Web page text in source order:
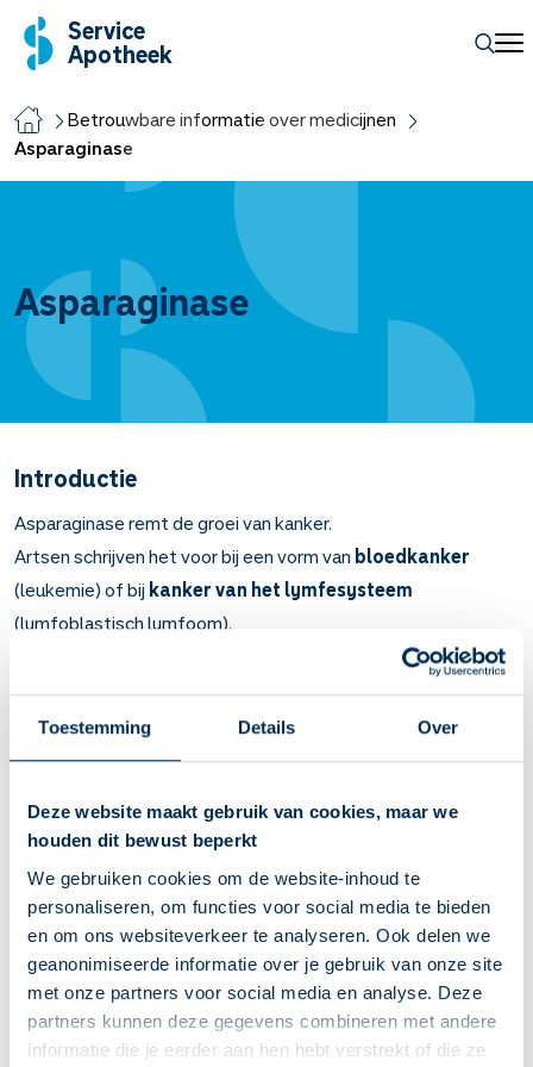
Toestemming Details Over
Deze website maakt gebruik van cookies, maar we
houden dit bewust beperkt
We gebruiken cookies om de website-inhoud te
personaliseren, om functies voor social media te bieden
en om ons websiteverkeer te analyseren. Ook delen we
geanonimiseerde informatie over je gebruik van onze site
met onze partners voor social media en analyse. Deze
partners kunnen deze gegevens combineren met andere
informatie die je eerder aan hen hebt verstrekt of die ze
Service
Apotheek
Betrouwbare informatie over medicijnen
Asparaginase
Asparaginase
Introductie
Asparaginase remt de groei van kanker.
Artsen schrijven het voor bij een vorm van bloedkanker
(leukemie) of bij kanker van het lymfesysteem
(lymfoblastisch lymfoom).
Belangrijk om te weten over Asparaginase
Asparaginase remt de groei van kanker.
Bij een vorm van leukemie (bloedkanker) of bij kanker van
U krijgt dit medicijn via een injectie in uw ader of spier, of
als een infuus.
infecties, zoals longontsteking, verkoudheid of
blaasontsteking, een bleke huid en aan bloedingen.
Raadpleeg dan meteen uw arts. Raadpleeg ook meteen
uw arts bij koorts, keelpijn en blaren in de mond.
Andere bijwerkingen: te hoog bloedsuiker of vet en
cholesterol in uw bloed, overgevoeligheid en
maagdarmklachten. Zorg dat u extra drinkt als u diarree